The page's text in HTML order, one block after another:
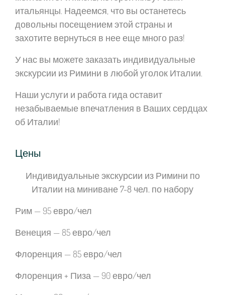
итальянцы. Надеемся, что вы останетесь
довольны посещением этой страны и
захотите вернуться в нее еще много раз!
У нас вы можете заказать индивидуальные
экскурсии из Римини в любой уголок Италии.
Наши услуги и работа гида оставит
незабываемые впечатления в Ваших сердцах
об Италии!
Цены
Индивидуальные экскурсии из Римини по
Италии на миниване 7-8 чел. по набору
Рим — 95 евро/чел
Венеция — 85 евро/чел
Флоренция — 85 евро/чел
Флоренция + Пиза — 90 евро/чел